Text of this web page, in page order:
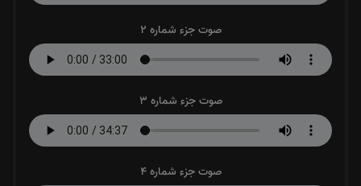
صوت جزء شماره 2
صوت جزء شماره 3
صوت جزء شماره 4